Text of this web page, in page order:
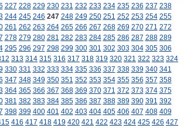
227 228 229 230 231 232 233 234 235 236 237 238
244 245 246 247 248 249 250 251 252 253 254 255
261 262 263 264 265 266 267 268 269 270 271 272
278 279 280 281 282 283 284 285 286 287 288 289
295 296 297 298 299 300 301 302 303 304 305 306
313 314 315 316 317 318 319 320 321 322 323 324
330 331 332 333 334 335 336 337 338 339 340 341
347 348 349 350 351 352 353 354 355 356 357 358
364 365 366 367 368 369 370 371 372 373 374 375
381 382 383 384 385 386 387 388 389 390 391 392
398 399 400 401 402 403 404 405 406 407 408 409
416 417 418 419 420 421 422 423 424 425 426 427